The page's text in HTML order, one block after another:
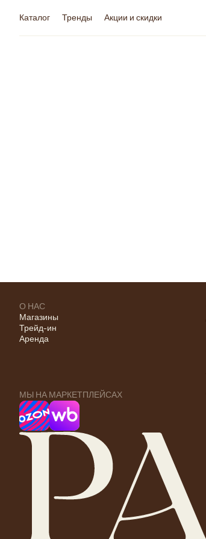
Каталог Тренды Акции и скидки
О НАС
Магазины
Трейд-ин
Аренда
МЫ НА МАРКЕТПЛЕЙСАХ